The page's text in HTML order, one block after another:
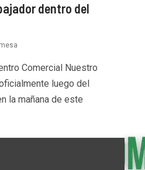
dentro del
Comercial Nuestro
luego del
la mañana de este